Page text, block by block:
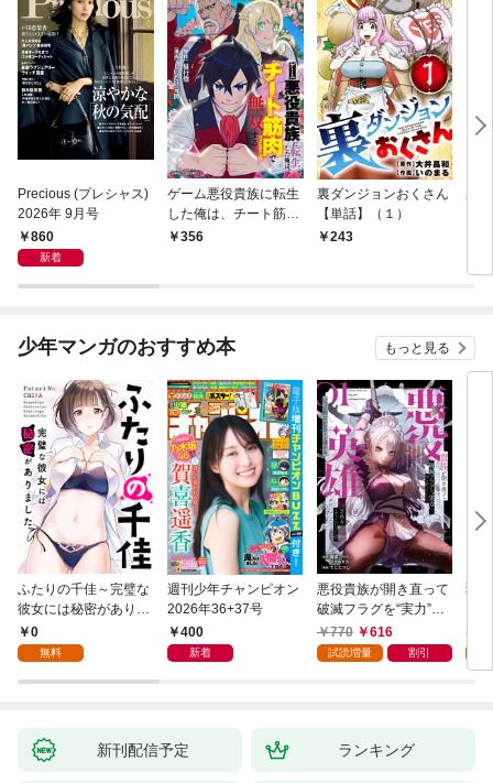
Precious (プレシャス)
2026年 9月号
860
新着
ゲーム悪役貴族に転生
した俺は、チート筋肉
で無双する【単話】
356
裏ダンジョンおくさん
【単話】（１）
243
あ
少年マンガのおすすめ本 もっと見る
ふたりの千佳～完璧な
彼女には秘密がありま
した(1)
0
無料
週刊少年チャンピオン
2026年36+37号
400
新着
悪役貴族が開き直って
破滅フラグを“実力”で
叩き折っていたら、い
つの間にかヒロイン達
770 616
試読増量 割引
弱
新刊配信予定 ランキング